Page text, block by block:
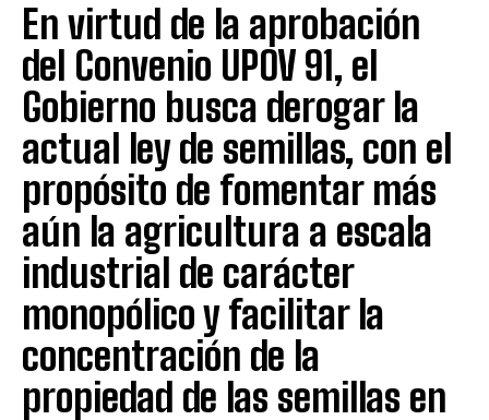
En virtud de la aprobación
del Convenio UPOV 91, el
Gobierno busca derogar la
actual ley de semillas, con el
propósito de fomentar más
aún la agricultura a escala
industrial de carácter
monopólico y facilitar la
concentración de la
propiedad de las semillas en